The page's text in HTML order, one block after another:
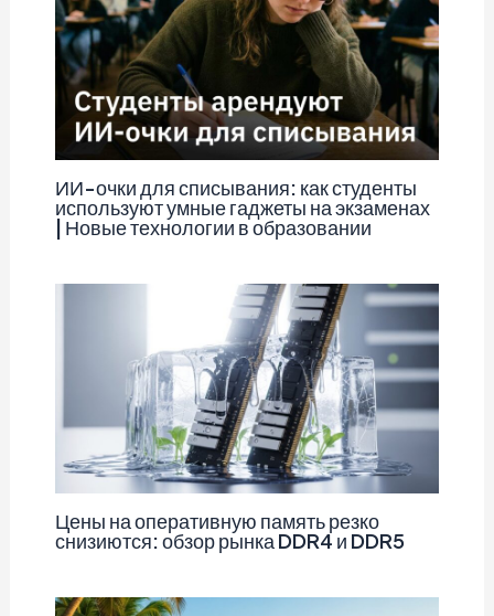
ИИ-очки для списывания: как студенты
используют умные гаджеты на экзаменах
| Новые технологии в образовании
Цены на оперативную память резко
снизиются: обзор рынка DDR4 и DDR5